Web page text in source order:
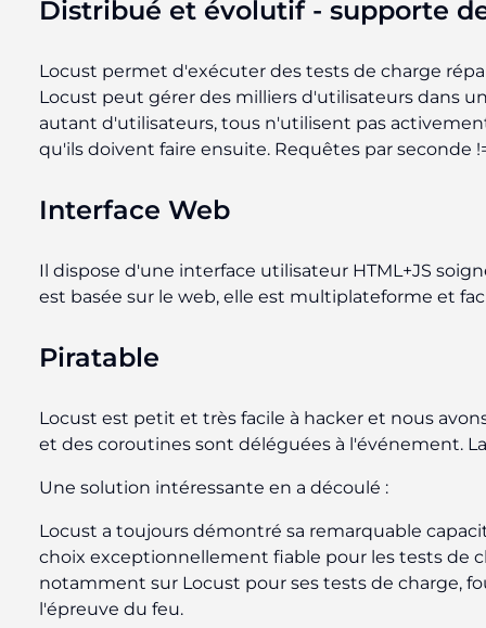
Distribué et évolutif - supporte
Locust permet d'exécuter des tests de charge
Locust peut gérer des milliers d'utilisateurs dans
autant d'utilisateurs, tous n'utilisent pas
qu'ils doivent faire ensuite. Requêtes par seconde
Interface Web
Il dispose d'une interface utilisateur HTML+JS
est basée sur le web, elle est multiplateforme et
Piratable
Locust est petit et très facile à hacker et nous
et des coroutines sont déléguées à l'événement.
Une solution intéressante en a découlé :
Locust a toujours démontré sa remarquable
choix exceptionnellement fiable pour les tests de
notamment sur Locust pour ses tests de charge,
l'épreuve du feu.